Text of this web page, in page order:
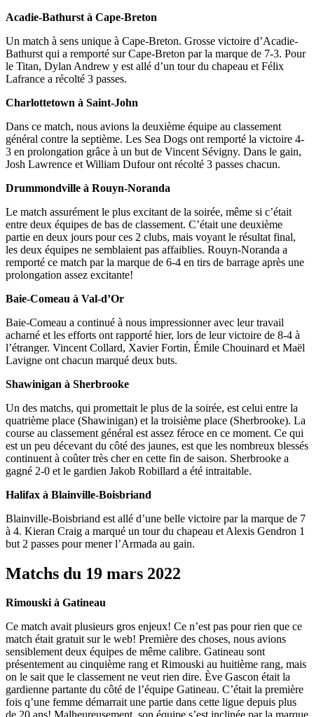
Acadie-Bathurst à Cape-Breton
Un match à sens unique à Cape-Breton. Grosse victoire d’Acadie-
Bathurst qui a remporté sur Cape-Breton par la marque de 7-3. Pour
le Titan, Dylan Andrew y est allé d’un tour du chapeau et Félix
Lafrance a récolté 3 passes.
Charlottetown à Saint-John
Dans ce match, nous avions la deuxième équipe au classement
général contre la septième. Les Sea Dogs ont remporté la victoire 4-
3 en prolongation grâce à un but de Vincent Sévigny. Dans le gain,
Josh Lawrence et William Dufour ont récolté 3 passes chacun.
Drummondville à Rouyn-Noranda
Le match assurément le plus excitant de la soirée, même si c’était
entre deux équipes de bas de classement. C’était une deuxième
partie en deux jours pour ces 2 clubs, mais voyant le résultat final,
les deux équipes ne semblaient pas affaiblies. Rouyn-Noranda a
remporté ce match par la marque de 6-4 en tirs de barrage après une
prolongation assez excitante!
Baie-Comeau à Val-d’Or
Baie-Comeau a continué à nous impressionner avec leur travail
acharné et les efforts ont rapporté hier, lors de leur victoire de 8-4 à
l’étranger. Vincent Collard, Xavier Fortin, Émile Chouinard et Maël
Lavigne ont chacun marqué deux buts.
Shawinigan à Sherbrooke
Un des matchs, qui promettait le plus de la soirée, est celui entre la
quatrième place (Shawinigan) et la troisième place (Sherbrooke). La
course au classement général est assez féroce en ce moment. Ce qui
est un peu décevant du côté des jaunes, est que les nombreux blessés
continuent à coûter très cher en cette fin de saison. Sherbrooke a
gagné 2-0 et le gardien Jakob Robillard a été intraitable.
Halifax à Blainville-Boisbriand
Blainville-Boisbriand est allé d’une belle victoire par la marque de 7
à 4. Kieran Craig a marqué un tour du chapeau et Alexis Gendron 1
but 2 passes pour mener l’Armada au gain.
Matchs du 19 mars 2022
Rimouski à Gatineau
Ce match avait plusieurs gros enjeux! Ce n’est pas pour rien que ce
match était gratuit sur le web! Première des choses, nous avions
sensiblement deux équipes de même calibre. Gatineau sont
présentement au cinquième rang et Rimouski au huitième rang, mais
on le sait que le classement ne veut rien dire. Ève Gascon était la
gardienne partante du côté de l’équipe Gatineau. C’était la première
fois q’une femme démarrait une partie dans cette ligue depuis plus